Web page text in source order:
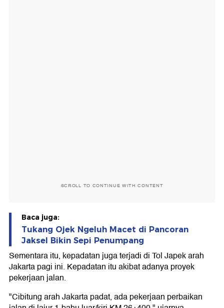
SCROLL TO CONTINUE WITH CONTENT
Baca juga:
Tukang Ojek Ngeluh Macet di Pancoran
Jaksel Bikin Sepi Penumpang
Sementara itu, kepadatan juga terjadi di Tol Japek arah
Jakarta pagi ini. Kepadatan itu akibat adanya proyek
pekerjaan jalan.
"Cibitung arah Jakarta padat, ada pekerjaan perbaikan